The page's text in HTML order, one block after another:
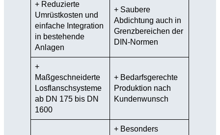
+ Reduzierte
Umrüstkosten und
einfache Integration
in bestehende
Anlagen
+ Saubere
Abdichtung auch in
Grenzbereichen der
DIN-Normen
+
Maßgeschneiderte
Losflanschsysteme
ab DN 175 bis DN
1600
+ Bedarfsgerechte
Produktion nach
Kundenwunsch
+ Besonders